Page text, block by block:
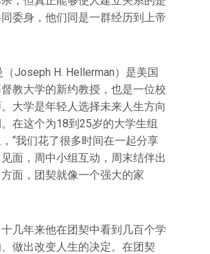
委身，他们同是一群经历到上帝
（Joseph H. Hellerman）是美国
教大学的新约教授，也是一位校
大学是年轻人选择未来人生方向
在这个为18到25岁的大学生组
“我们花了很多时间在一起分享
面，周中小组互动，周末结伴出
面，团契就像一个强大的家
几年来他在团契中看到几百个学
做出改变人生的决定。在团契